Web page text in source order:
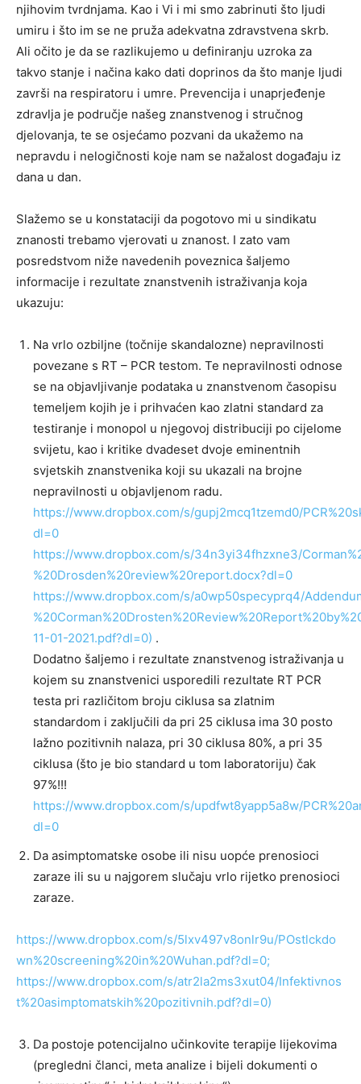
njihovim tvrdnjama. Kao i Vi i mi smo zabrinuti što ljudi
umiru i što im se ne pruža adekvatna zdravstvena skrb.
Ali očito je da se razlikujemo u definiranju uzroka za
takvo stanje i načina kako dati doprinos da što manje ljudi
završi na respiratoru i umre. Prevencija i unaprjeđenje
zdravlja je područje našeg znanstvenog i stručnog
djelovanja, te se osjećamo pozvani da ukažemo na
nepravdu i nelogičnosti koje nam se nažalost događaju iz
dana u dan.
Slažemo se u konstataciji da pogotovo mi u sindikatu
znanosti trebamo vjerovati u znanost. I zato vam
posredstvom niže navedenih poveznica šaljemo
informacije i rezultate znanstvenih istraživanja koja
ukazuju:
Na vrlo ozbiljne (točnije skandalozne) nepravilnosti
povezane s RT – PCR testom. Te nepravilnosti odnose
se na objavljivanje podataka u znanstvenom časopisu
temeljem kojih je i prihvaćen kao zlatni standard za
testiranje i monopol u njegovoj distribuciji po cijelome
svijetu, kao i kritike dvadeset dvoje eminentnih
svjetskih znanstvenika koji su ukazali na brojne
nepravilnosti u objavljenom radu.
https://www.dropbox.com/s/gupj2mcq1tzemd0/
dl=0
https://www.dropbox.com/s/34n3yi34fhzxne3/
%20Drosden%20review%20report.docx?dl=0
https://www.dropbox.com/s/a0wp50specyprq4/
11-01-2021.pdf?dl=0) .
Dodatno šaljemo i rezultate znanstvenog istraživanja u
kojem su znanstvenici usporedili rezultate RT PCR
testa pri različitom broju ciklusa sa zlatnim
standardom i zaključili da pri 25 ciklusa ima 30 posto
lažno pozitivnih nalaza, pri 30 ciklusa 80%, a pri 35
ciklusa (što je bio standard u tom laboratoriju) čak
97%!!!
https://www.dropbox.com/s/updfwt8yapp5a8w/
dl=0
Da asimptomatske osobe ili nisu uopće prenosioci
zaraze ili su u najgorem slučaju vrlo rijetko prenosioci
zaraze.
https://www.dropbox.com/s/5lxv497v8onlr9u/POstlckdo
wn%20screening%20in%20Wuhan.pdf?dl=0;
https://www.dropbox.com/s/atr2la2ms3xut04/Infektivnos
t%20asimptomatskih%20pozitivnih.pdf?dl=0)
Da postoje potencijalno učinkovite terapije lijekovima
(pregledni članci, meta analize i bijeli dokumenti o